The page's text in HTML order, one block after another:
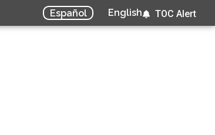
Español English TOC Alert